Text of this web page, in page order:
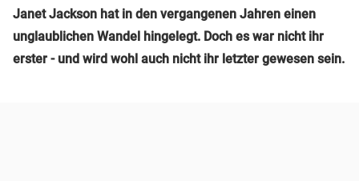
Janet Jackson hat in den vergangenen Jahren einen
unglaublichen Wandel hingelegt. Doch es war nicht ihr
erster - und wird wohl auch nicht ihr letzter gewesen sein.